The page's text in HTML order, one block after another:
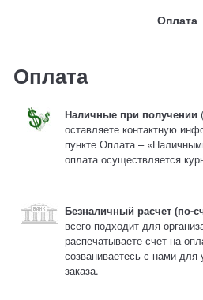
Оплата
Оплата
Наличные при получении
оставляете контактную
пункте Оплата –
оплата осуществляется
Безналичный расчет (по-
всего подходит для
распечатываете счет на
созваниваетесь с нами
заказа.